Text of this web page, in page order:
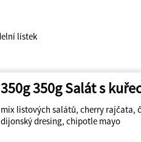
350g 350g Salát s
mix listových salátů, cherry rajčata,
dijonský dresing, chipotle mayo